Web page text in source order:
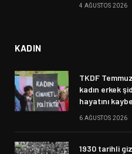
4 AĞUSTOS 2026
KADIN
TKDF
kadın erkek
hayatını
6 AĞUSTOS 2026
1930 tarihli